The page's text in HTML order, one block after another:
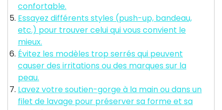
confortable.
Essayez différents styles (push-up, bandeau,
etc.) pour trouver celui qui vous convient le
mieux.
Évitez les modèles trop serrés qui peuvent
causer des irritations ou des marques sur la
peau.
Lavez votre soutien-gorge à la main ou dans un
filet de lavage pour préserver sa forme et sa